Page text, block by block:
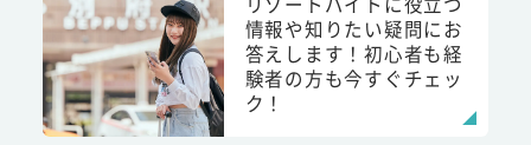
情報や知りたい疑問にお
答えします！初心者も経
験者の方も今すぐチェッ
ク！